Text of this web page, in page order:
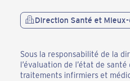
Direction Santé et
Sous la responsabilité de la
l’évaluation de l’état de
traitements infirmiers et